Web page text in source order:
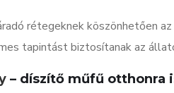
rétegeknek köszönhetően
tapintást biztosítanak az
– díszítő műfű otthonra